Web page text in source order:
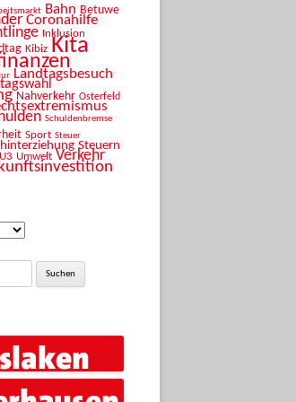
Bahn Betuwe
Coronahilfe
Inklusion
Kibiz Kita
Landtagsbesuch
Nahverkehr Osterfeld
Schuldenbremse
Sport Steuer
Steuern
U3 Umwelt Verkehr